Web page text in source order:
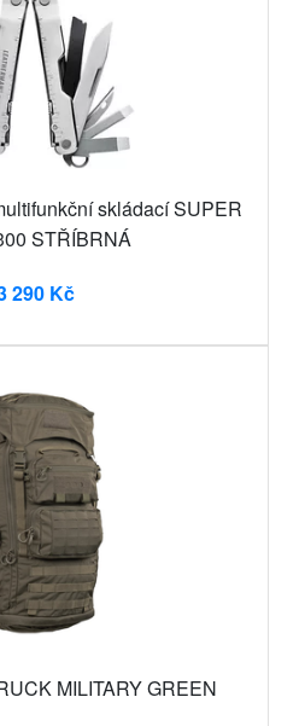
skládací SUPER
STŘÍBRNÁ
290 Kč
MILITARY GREEN